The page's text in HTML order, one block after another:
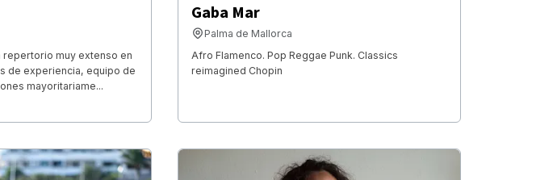
repertorio muy extenso en
de experiencia, equipo de
mayoritariame...
Gaba Mar
Palma de Mallorca
Afro Flamenco. Pop Reggae Punk. Classics
reimagined Chopin